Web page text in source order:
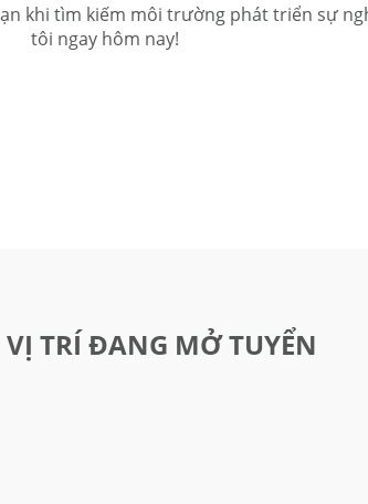
khi tìm kiếm môi trường phát triển sự
tôi ngay hôm nay!
TRÍ ĐANG MỞ TUYỂN